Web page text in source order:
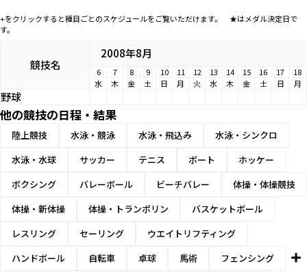
+をクリックすると種目ごとのスケジュールをご覧いただけます。 ★はメダル決定日で
す。
競技名
2008年8月
6 7 8 9 10 11 12 13 14 15 16 17
18
水
木 金 土 日 月 火 水 木 金 土 日 月
野球
他の競技の日程・結果
陸上競技 水泳・競泳 水泳・飛込み
水泳・シンクロ
水泳・水球
サッカー テニス ボート
ホッケー
ボクシング
バレーボール ビーチバレー
体操・体操競技
体操・新体操
体操・トランポリン
バスケットボール
レスリング
セーリング
ウエイトリフティング
ハンドボール
自転車 卓球 馬術
フェンシング